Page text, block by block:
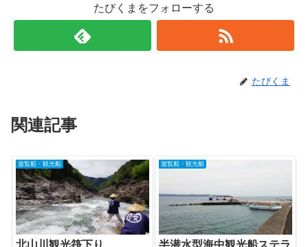
たびくまをフォローする
たびくま
関連記事
遊覧船・観光船
北山川観光筏下り
遊覧船・観光船
半潜水型海中観光船ステラ